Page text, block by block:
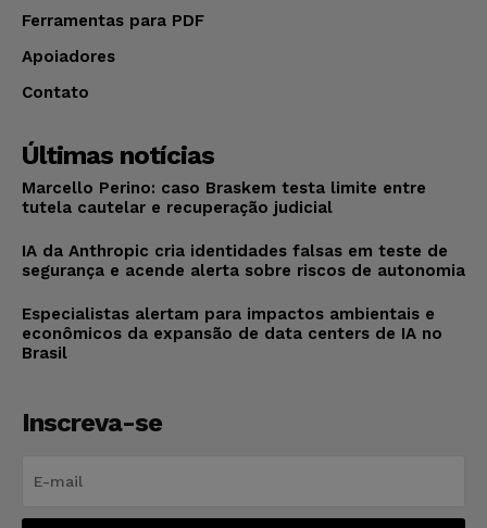
Ferramentas para PDF
Apoiadores
Contato
Últimas notícias
Marcello Perino: caso Braskem testa limite entre
tutela cautelar e recuperação judicial
IA da Anthropic cria identidades falsas em teste de
segurança e acende alerta sobre riscos de autonomia
Especialistas alertam para impactos ambientais e
econômicos da expansão de data centers de IA no
Brasil
Inscreva-se